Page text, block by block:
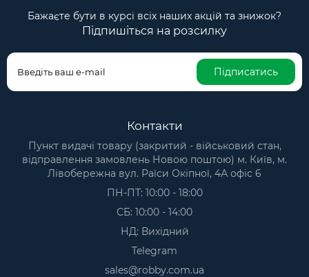
Бажаєте бути в курсі всіх наших акцій та знижок?
Підпишіться на розсилку
Підписатись
Контакти
Пункт видачі товару (закритий - військовий стан,
відправлення замовлень Новою поштою) м. Київ, м.
Лівобережна вул. Раїси Окіпної, 4А офіс 6
ПН-ПТ: 10:00 - 18:00
СБ: 10:00 - 14:00
НД: Вихідний
Telegram
sales@robby.com.ua